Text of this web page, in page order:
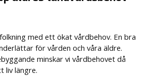
med ett ökat vårdbehov. En bra
för vården och våra äldre.
minskar vi vårdbehovet då
liv längre.